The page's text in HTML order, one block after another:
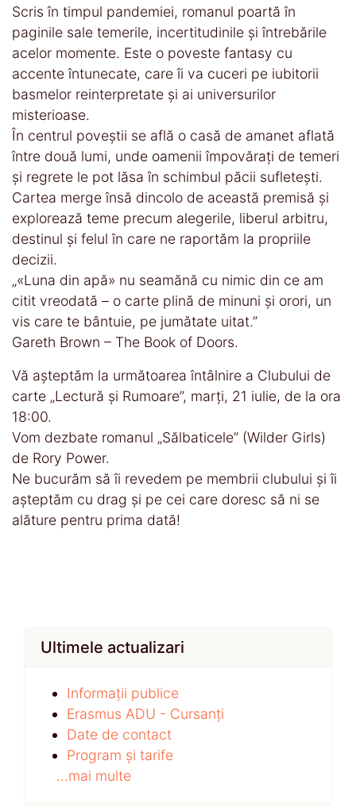
Scris în timpul pandemiei, romanul poartă în
paginile sale temerile, incertitudinile și întrebările
acelor momente. Este o poveste fantasy cu
accente întunecate, care îi va cuceri pe iubitorii
basmelor reinterpretate și ai universurilor
misterioase.
În centrul poveștii se află o casă de amanet aflată
între două lumi, unde oamenii împovărați de temeri
și regrete le pot lăsa în schimbul păcii sufletești.
Cartea merge însă dincolo de această premisă și
explorează teme precum alegerile, liberul arbitru,
destinul și felul în care ne raportăm la propriile
decizii.
„«Luna din apă» nu seamănă cu nimic din ce am
citit vreodată – o carte plină de minuni și orori, un
vis care te bântuie, pe jumătate uitat.”
Gareth Brown – The Book of Doors.
Vă așteptăm la următoarea întâlnire a Clubului de
carte „Lectură și Rumoare”, marți, 21 iulie, de la ora
18:00.
Vom dezbate romanul „Sălbaticele” (Wilder Girls)
de Rory Power.
Ne bucurăm să îi revedem pe membrii clubului și îi
așteptăm cu drag și pe cei care doresc să ni se
alăture pentru prima dată!
Ultimele actualizari
Informații publice
Erasmus ADU - Cursanți
Date de contact
Program și tarife
...mai multe